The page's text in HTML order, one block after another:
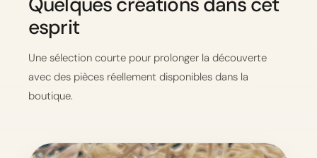
esprit
Une sélection courte pour prolonger la découverte
avec des pièces réellement disponibles dans la
boutique.